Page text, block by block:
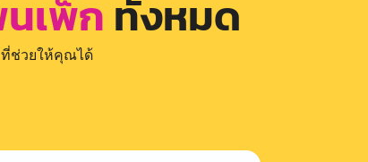
เพ็ก ทั้งหมด
ช่วยให้คุณได้